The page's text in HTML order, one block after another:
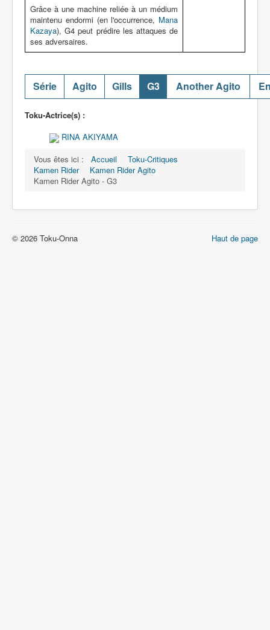
Grâce à une machine reliée à un médium
maintenu endormi (en l'occurrence, Mana
Kazaya), G4 peut prédire les attaques de
ses adversaires.
Série Agito Gills G3 Another Agito
Toku-Actrice(s) :
RINA AKIYAMA
Vous êtes ici :
Accueil
Toku-Critiques
Kamen Rider
Kamen Rider Agito
Kamen Rider Agito - G3
Haut de page
© 2026 Toku-Onna